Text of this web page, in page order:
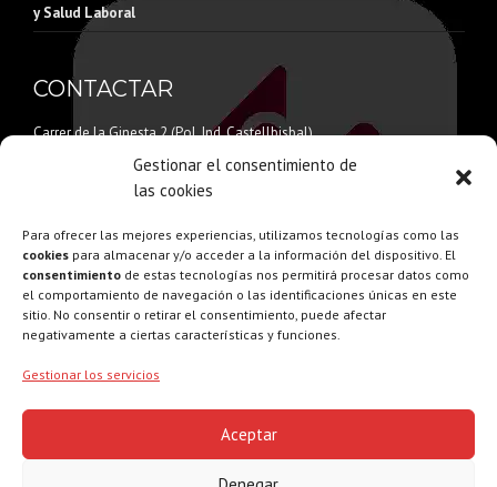
Gestionar el consentimiento de
las cookies
Para ofrecer las mejores experiencias, utilizamos tecnologías como las
cookies para almacenar y/o acceder a la información del dispositivo. El
consentimiento de estas tecnologías nos permitirá procesar datos como
el comportamiento de navegación o las identificaciones únicas en este
sitio. No consentir o retirar el consentimiento, puede afectar
negativamente a ciertas características y funciones.
Gestionar los servicios
Aceptar
y Salud Laboral
CONTACTAR
Carrer de la Ginesta 2 (Pol. Ind. Castellbisbal)
935 872 307
Web:
www.acusticaamida.es
Cookies|Política Privacidad|Accesibilidad